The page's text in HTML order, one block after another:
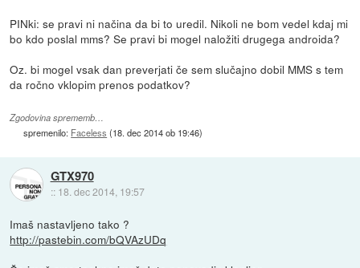
PINki: se pravi ni načina da bi to uredil. Nikoli ne bom vedel kdaj mi
bo kdo poslal mms? Se pravi bi mogel naložiti drugega androida?
Oz. bi mogel vsak dan preverjati če sem slučajno dobil MMS s tem
da ročno vklopim prenos podatkov?
Zgodovina sprememb…
spremenilo: Faceless (18. dec 2014 ob 19:46)
GTX970
:: 18. dec 2014, 19:57
Imaš nastavljeno tako ?
http://pastebin.com/bQVAzUDq